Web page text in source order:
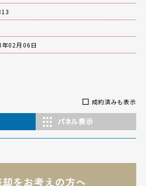
02月06日
成約済みも表示
パネル表示